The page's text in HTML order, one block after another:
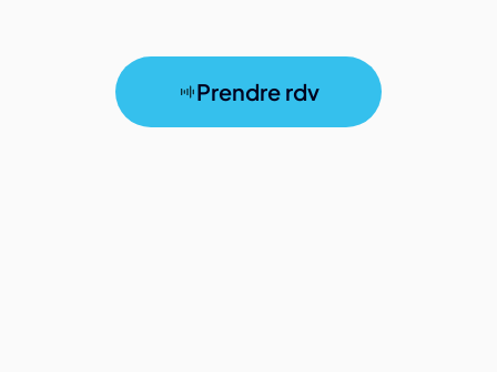
Prendre rdv